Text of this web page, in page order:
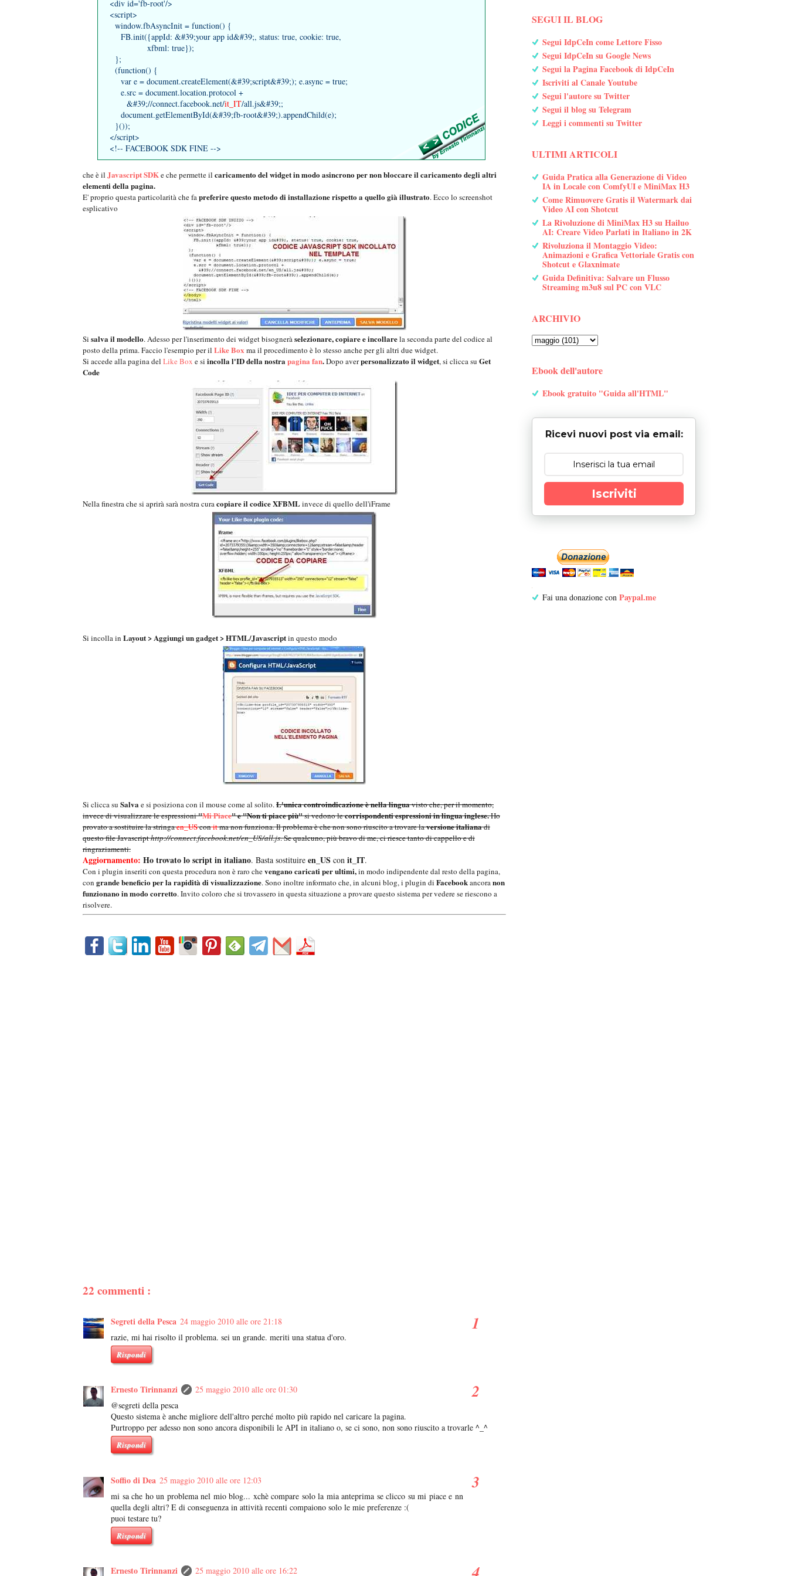
<div id='fb-root'/>
<script>
window.fbAsyncInit = function() {
FB.init({appId: &#39;your app id&#39;, status: true, cookie: true,
xfbml: true});
};
(function() {
var e = document.createElement(&#39;script&#39;); e.async = true;
e.src = document.location.protocol +
&#39;//connect.facebook.net/it_IT/all.js&#39;;
document.getElementById(&#39;fb-root&#39;).appendChild(e);
}());
</script>
<!-- FACEBOOK SDK FINE -->
che è il Javascript SDKe che permette il caricamento del widget in modo asincrono per non bloccare il caricamento degli altri
elementi della pagina.
E' proprio questa particolarità che fapreferire questo metodo di installazione rispetto a quello già illustrato. Ecco lo screenshot
esplicativo
Si salva il modello. Adesso per l'inserimento dei widget bisogneràselezionare, copiare e incollarela seconda parte del codice al
posto della prima. Faccio l'esempio per il Like Box ma il procedimento è lo stesso anche per gli altri due widget.
Si accede alla pagina del Like Box e si incolla l'ID della nostrapagina fan.Dopo averpersonalizzato il widget, si clicca su Get
Code
Nella finestra che si aprirà sarà nostra curacopiare il codice XFBMLinvece di quello dell'iFrame
Si incolla in Layout > Aggiungi un gadget > HTML/Javascriptin questo modo
Si clicca su Salvae si posiziona con il mouse come al solito.L'unica controindicazione è nella linguavisto che, per il momento,
invece di visualizzare le espressioni"Mi Piace" e "Non ti piace più"si vedono lecorrispondenti espressioni in lingua inglese.Ho
provato a sostituire la stringaen_USconitma non funziona. Il problema è che non sono riuscito a trovare laversione italianadi
questo file Javascripthttp://connect.facebook.net/en_US/all.js. Se qualcuno, più bravo di me, ci riesce tanto di cappello e di
ringraziamenti.
Aggiornamento: Ho trovato lo script in italiano. Basta sostituire en_US con it_IT.
Con i plugin inseriti con questa procedura non è raro chevengano caricati per ultimi,in modo indipendente dal resto della pagina,
con grande beneficio per la rapidità di visualizzazione. Sono inoltre informato che, in alcuni blog, i plugin di Facebookancoranon
funzionano in modo corretto. Invito coloro che si trovassero in questa situazione a provare questo sistema per vedere se riescono a
risolvere.
22 commenti :
Segreti della Pesca 24 maggio 2010 alle ore 21:18
razie, mi hai risolto il problema. sei un grande. meriti una statua d'oro.
Rispondi
Ernesto Tirinnanzi
25 maggio 2010 alle ore 01:30
@segreti della pesca
Questo sistema è anche migliore dell'altro perché molto più rapido nel caricare la pagina.
Purtroppo per adesso non sono ancora disponibili le API in italiano o, se ci sono, non sono riuscito a trovarle ^_^
Rispondi
Soffio di Dea 25 maggio 2010 alle ore 12:03
mi sa che ho un problema nel mio blog... xchè compare solo la mia anteprima se clicco su mi piace e nn
quella degli altri? E di conseguenza in attività recenti compaiono solo le mie preferenze :(
puoi testare tu?
Rispondi
Ernesto Tirinnanzi 25 maggio 2010 alle ore 16:22
SEGUI IL BLOG
Segui IdpCeIn come Lettore Fisso
Segui IdpCeIn su Google News
Segui la Pagina Facebook di IdpCeIn
Iscriviti al Canale Youtube
Segui l'autore su Twitter
Segui il blog su Telegram
Leggi i commenti su Twitter
ULTIMI ARTICOLI
Guida Pratica alla Generazione di Video
IA in Locale con ComfyUI e MiniMax H3
Come Rimuovere Gratis il Watermark dai
Video AI con Shotcut
La Rivoluzione di MiniMax H3 su Hailuo
AI: Creare Video Parlati in Italiano in 2K
Rivoluziona il Montaggio Video:
Animazioni e Grafica Vettoriale Gratis con
Shotcut e Glaxnimate
Guida Definitiva: Salvare un Flusso
Streaming m3u8 sul PC con VLC
ARCHIVIO
Ebook dell'autore
Ebook gratuito "Guida all'HTML"
Ricevi nuovi post via email:
Iscriviti
Fai una donazione con Paypal.me